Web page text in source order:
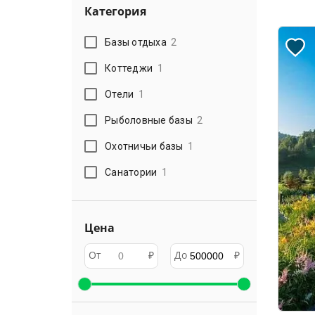
Категория
Базы отдыха 2
Коттеджи 1
Отели 1
Рыболовные базы 2
Охотничьи базы 1
Санатории 1
Цена
От ₽ До ₽